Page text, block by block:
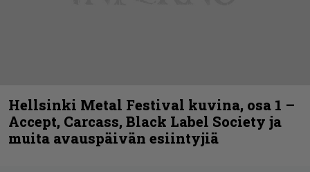
Hellsinki Metal Festival kuvina, osa 1 –
Accept, Carcass, Black Label Society ja
muita avauspäivän esiintyjiä